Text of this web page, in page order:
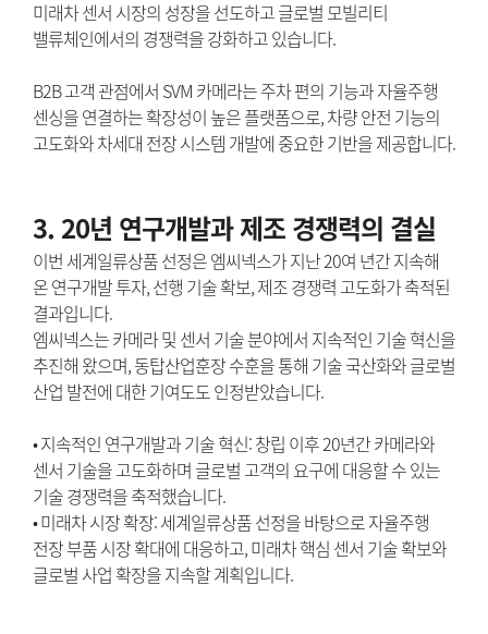
미래차 센서 시장의 성장을 선도하고 글로벌 모빌리티
밸류체인에서의 경쟁력을 강화하고 있습니다.
B2B 고객 관점에서 SVM 카메라는 주차 편의 기능과 자율주행
센싱을 연결하는 확장성이 높은 플랫폼으로, 차량 안전 기능의
고도화와 차세대 전장 시스템 개발에 중요한 기반을 제공합니다.
3. 20년 연구개발과 제조 경쟁력의 결실
이번 세계일류상품 선정은 엠씨넥스가 지난 20여 년간 지속해
온 연구개발 투자, 선행 기술 확보, 제조 경쟁력 고도화가 축적된
결과입니다.
엠씨넥스는 카메라 및 센서 기술 분야에서 지속적인 기술 혁신을
추진해 왔으며, 동탑산업훈장 수훈을 통해 기술 국산화와 글로벌
산업 발전에 대한 기여도도 인정받았습니다.
• 지속적인 연구개발과 기술 혁신: 창립 이후 20년간 카메라와
센서 기술을 고도화하며 글로벌 고객의 요구에 대응할 수 있는
기술 경쟁력을 축적했습니다.
• 미래차 시장 확장: 세계일류상품 선정을 바탕으로 자율주행
전장 부품 시장 확대에 대응하고, 미래차 핵심 센서 기술 확보와
글로벌 사업 확장을 지속할 계획입니다.